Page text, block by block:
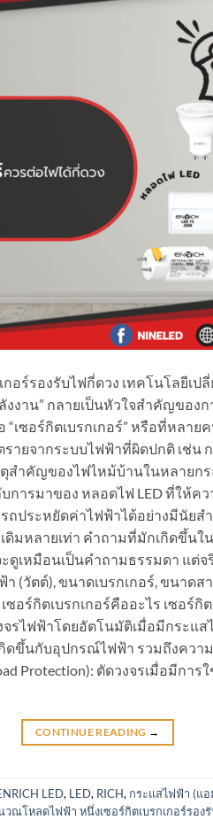
ร์รองรับไฟกี่ดวง เทคโนโลยีเปลี่
งาน” กลายเป็นหัวใจสำคัญขอ
ซอร์กิตเบรกเกอร์” หรือที่หลายค
ยจากระบบไฟฟ้าที่ผิดปกติ เช่น
สำคัญของไฟไหม้บ้านในหลายก
การมาของ หลอดไฟ LED ที่ให้ค
ถประหยัดค่าไฟฟ้าได้อย่างมีนัย
มหลายเท่า คำถามที่มักเกิดขึ้นใ
ดูเหมือนเป็นคำถามธรรมดา แต่จ
(วัตต์), ขนาดเบรกเกอร์, ขนาด
ร์กิตเบรกเกอร์คืออะไร เซอร์กิต
ไฟฟ้าโดยอัตโนมัติเมื่อมีกระแส
ดขึ้นกับอุปกรณ์ไฟฟ้า รวมถึงควา
Protection): ตัดวงจรเมื่อมีกา
CONTINUE READING →
LED, LED, RICH, กระแสไฟฟ้า (แอ
วณโหลดไฟฟ้า หนึ่งเซอร์กิตเบรกเกอร์รอง